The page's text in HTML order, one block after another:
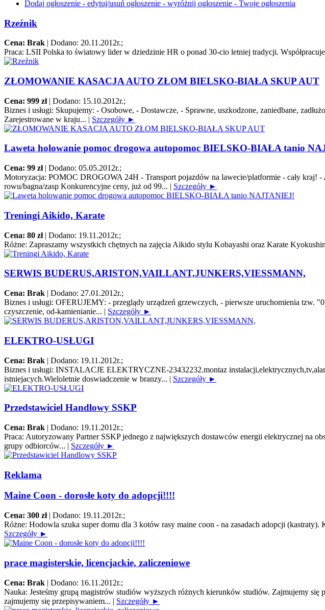
Dodaj ogłoszenie - edytuj/usuń ogłoszenie - wyróżnij ogłoszenie - Twoje ogłoszenia
Rzeźnik
Cena: Brak | Dodano: 20.11.2012r.;
Praca: LSII Polska to światowy lider w dziedzinie HR o ponad 30-cio letniej tradycji.
ZŁOMOWANIE KASACJA AUTO ZŁOM BIELSKO-BIAŁA SKUP AUT
Cena: 999 zł | Dodano: 15.10.2012r.;
Biznes i usługi: Skupujemy: - Osobowe, - Dostawcze, - Sprawne, uszkodzone, zaniedbane,
Zarejestrowane w kraju... | Szczegóły ►
Laweta holowanie pomoc drogowa autopomoc BIELSKO-BIAŁA tanio
Cena: 99 zł | Dodano: 05.05.2012r.;
Motoryzacja: POMOC DROGOWA 24H - Transport pojazdów na lawecie/platformie - cały kraj!
rowu/bagna/zasp Konkurencyjne ceny, już od 99... | Szczegóły ►
Treningi Aikido, Karate
Cena: 80 zł | Dodano: 19.11.2012r.;
Różne: Zapraszamy wszystkich chętnych na zajęcia Aikido stylu Kobayashi oraz Karate
SERWIS BUDERUS,ARISTON,VAILLANT,JUNKERS,VIESSMANN,
Cena: Brak | Dodano: 27.01.2012r.;
Biznes i usługi: OFERUJEMY: - przeglądy urządzeń grzewczych, - pierwsze uruchomienia tzw.
czyszczenie, od-kamienianie... | Szczegóły ►
ELEKTRO-USŁUGI
Cena: Brak | Dodano: 19.11.2012r.;
Biznes i usługi: INSTALACJE ELEKTRYCZNE-23432232.montaz
istniejacych.Wieloletnie doswiadczenie w branzy... | Szczegóły ►
Przedstawiciel Handlowy SSKP
Cena: Brak | Dodano: 19.11.2012r.;
Praca: Autoryzowany Partner SSKP jednego z największych dostawców energii elektrycznej na
grupy odbiorców... | Szczegóły ►
Reklama
Maine Coon - dorosłe koty do adopcji!!!!
Cena: 300 zł | Dodano: 19.11.2012r.;
Różne: Hodowla szuka super domu dla 3 kotów rasy maine coon - na zasadach adopcji
Szczegóły ►
prace magisterskie, licencjackie, zaliczeniowe
Cena: Brak | Dodano: 16.11.2012r.;
Nauka: Jesteśmy grupą magistrów studiów wyższych różnych kierunków studiów. Zajmujemy
zajmujemy się przepisywaniem... | Szczegóły ►